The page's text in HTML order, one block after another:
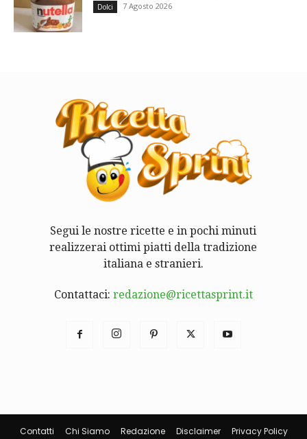
Dolci 7 Agosto 2026
Segui le nostre ricette e in pochi minuti
realizzerai ottimi piatti della tradizione
italiana e stranieri.
Contattaci: redazione@ricettasprint.it
Contatti Chi Siamo Redazione Disclaimer Privacy Policy